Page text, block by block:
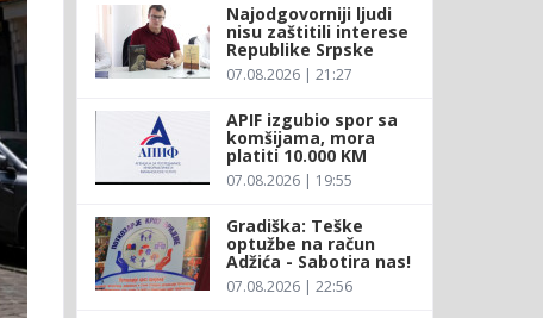
Najodgovorniji ljudi
nisu zaštitili interese
Republike Srpske
07.08.2026 | 21:27
APIF izgubio spor sa
komšijama, mora
platiti 10.000 KM
07.08.2026 | 19:55
Gradiška: Teške
optužbe na račun
Adžića - Sabotira nas!
07.08.2026 | 22:56